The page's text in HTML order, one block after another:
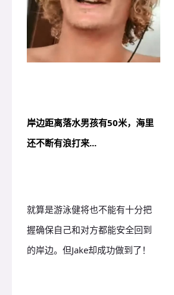
岸边距离落水男孩有50米，海里
还不断有浪打来...
就算是游泳健将也不能有十分把
握确保自己和对方都能安全回到
的岸边。但Jake却成功做到了！